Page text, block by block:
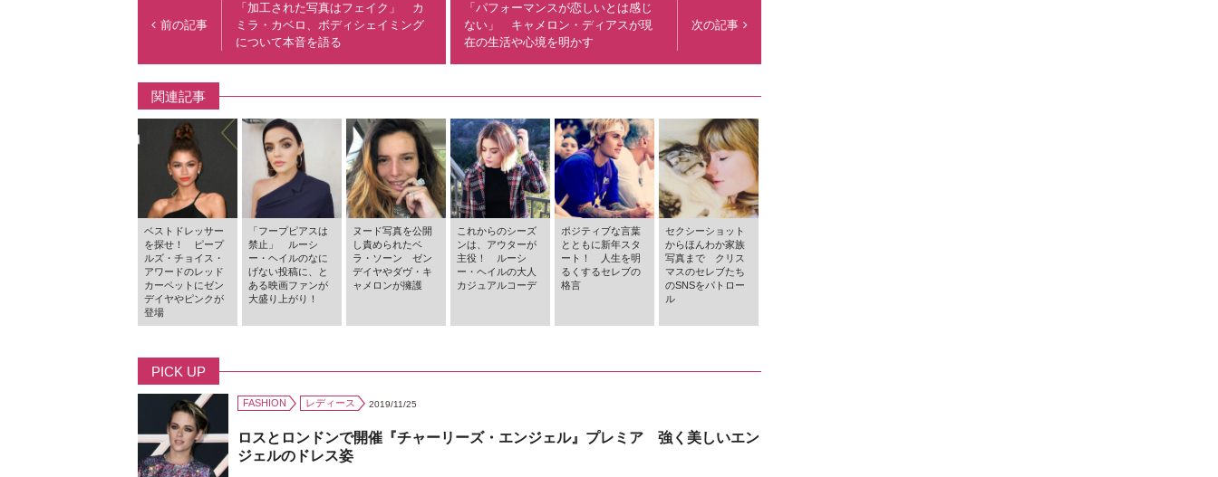
前の記事
「加工された写真はフェイク」 カ
ミラ・カベロ、ボディシェイミング
について本音を語る
「パフォーマンスが恋しいとは感じ
ない」 キャメロン・ディアスが現
在の生活や心境を明かす
次の記事
関連記事
ベストドレッサー
を探せ！ ピープ
ルズ・チョイス・
アワードのレッド
カーペットにゼン
デイヤやピンクが
登場
「フープピアスは
禁止」 ルーシ
ー・ヘイルのなに
げない投稿に、と
ある映画ファンが
大盛り上がり！
ヌード写真を公開
し責められたベ
ラ・ソーン ゼン
デイヤやダヴ・キ
ャメロンが擁護
これからのシーズ
ンは、アウターが
主役！ ルーシ
ー・ヘイルの大人
カジュアルコーデ
ポジティブな言葉
とともに新年スタ
ート！ 人生を明
るくするセレブの
格言
セクシーショット
からほんわか家族
写真まで クリス
マスのセレブたち
のSNSをパトロー
ル
PICK UP
FASHION レディース 2019/11/25
ロスとロンドンで開催『チャーリーズ・エンジェル』プレミア 強く美しいエン
ジェルのドレス姿